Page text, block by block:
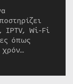
IPTV, Wi-Fi
όπως